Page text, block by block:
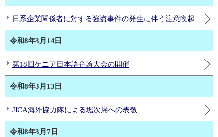
日系企業関係者に対する強盗事件の発生に伴う注意喚起
令和8年3月14日
第18回ケニア日本語弁論大会の開催
令和8年3月13日
JICA海外協力隊による堀次席への表敬
令和8年3月7日